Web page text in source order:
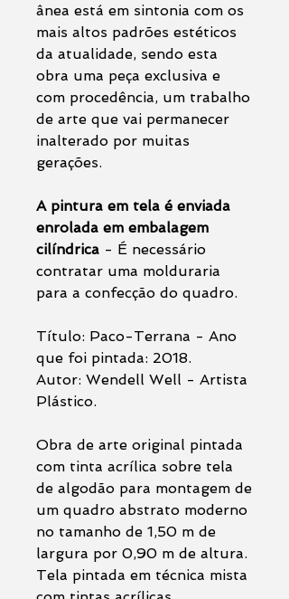
ânea está em sintonia com os
mais altos padrões estéticos
da atualidade, sendo esta
obra uma peça exclusiva e
com procedência, um trabalho
de arte que vai permanecer
inalterado por muitas
gerações.
A pintura em tela é enviada
enrolada em embalagem
cilíndrica - É necessário
contratar uma molduraria
para a confecção do quadro.
Título: Paco-Terrana - Ano
que foi pintada: 2018.
Autor: Wendell Well - Artista
Plástico.
Obra de arte original pintada
com tinta acrílica sobre tela
de algodão para montagem de
um quadro abstrato moderno
no tamanho de 1,50 m de
largura por 0,90 m de altura.
Tela pintada em técnica mista